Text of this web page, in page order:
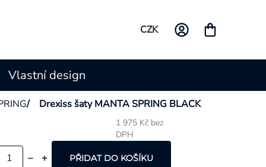
CZK
Vlastní design
/ Drexiss šaty MANTA SPRING BLACK
1 975 Kč bez
DPH
PŘIDAT DO KOŠÍKU